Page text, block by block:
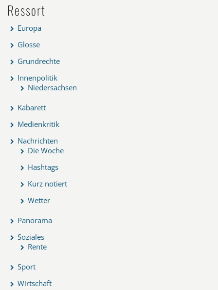
Ressort
Europa
Glosse
Grundrechte
Innenpolitik
Niedersachsen
Kabarett
Medienkritik
Nachrichten
Die Woche
Hashtags
Kurz notiert
Wetter
Panorama
Soziales
Rente
Sport
Wirtschaft